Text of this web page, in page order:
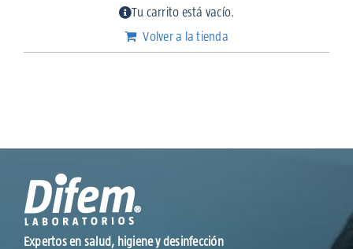
I+D+i
Tu carrito está vacío.
Volver a la tienda
Expertos en salud, higiene y desinfección